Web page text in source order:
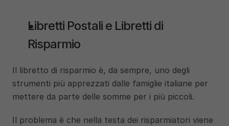
Libretti Postali e Libretti di
Risparmio
Il libretto di risparmio è, da sempre, uno degli
strumenti più apprezzati dalle famiglie italiane per
mettere da parte delle somme per i più piccoli.
Il problema è che nella testa dei risparmiatori viene